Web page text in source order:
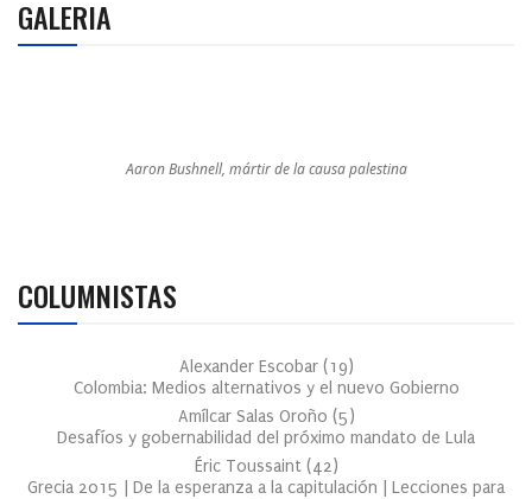
GALERIA
Aaron Bushnell, mártir de la causa palestina
COLUMNISTAS
Alexander Escobar (19)
Colombia: Medios alternativos y el nuevo Gobierno
Amílcar Salas Oroño (5)
Desafíos y gobernabilidad del próximo mandato de Lula
Éric Toussaint (42)
Grecia 2015 | De la esperanza a la capitulación | Lecciones para